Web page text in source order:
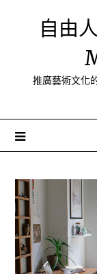
自由
推廣藝術文化